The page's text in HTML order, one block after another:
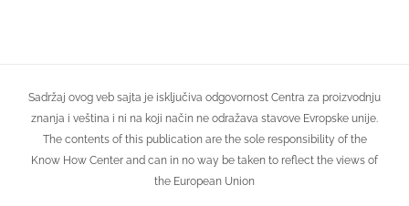
Sadržaj ovog veb sajta je isključiva odgovornost Centra za proizvodnju
znanja i veština i ni na koji način ne odražava stavove Evropske unije.
The contents of this publication are the sole responsibility of the
Know How Center and can in no way be taken to reflect the views of
the European Union